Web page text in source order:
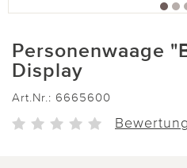
Personenwaage
Display
Art.Nr.: 6665600